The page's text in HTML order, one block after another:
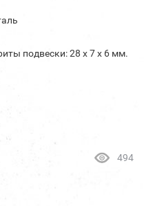
подвески: 28 х 7 х 6 мм.
494